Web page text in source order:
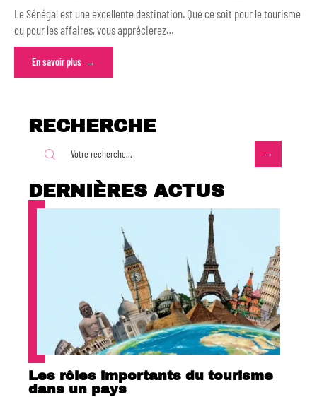
Le Sénégal est une excellente destination. Que ce soit pour le tourisme
ou pour les affaires, vous apprécierez…
En savoir plus
RECHERCHE
DERNIÈRES ACTUS
Les rôles importants du tourisme
dans un pays